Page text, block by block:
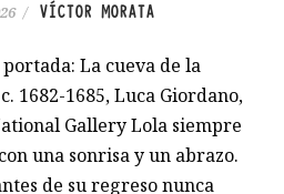
/ VÍCTOR MORATA
La cueva de la
1682-1685, Luca Giordano,
Gallery Lola siempre
una sonrisa y un abrazo.
de su regreso nunca